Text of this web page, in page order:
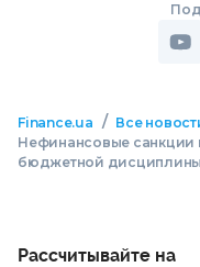
Finance.ua / Все
Нефинансовые санкции
бюджетной
Рассчитывайте на